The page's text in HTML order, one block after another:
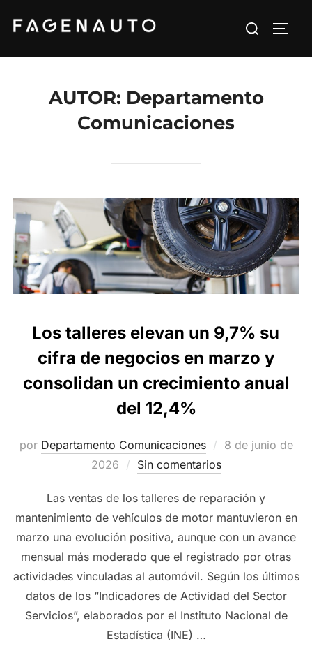
Buscar:
AUTOR: Departamento
Comunicaciones
Los talleres elevan un 9,7% su
cifra de negocios en marzo y
consolidan un crecimiento anual
del 12,4%
por Departamento Comunicaciones
Publicado
8 de junio de
2026
Sin comentarios
Las ventas de los talleres de reparación y
mantenimiento de vehículos de motor mantuvieron en
marzo una evolución positiva, aunque con un avance
mensual más moderado que el registrado por otras
actividades vinculadas al automóvil. Según los últimos
datos de los “Indicadores de Actividad del Sector
Servicios”, elaborados por el Instituto Nacional de
Estadística (INE) …